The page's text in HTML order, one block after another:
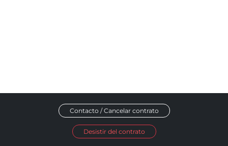
Contacto / Cancelar contrato
Desistir del contrato